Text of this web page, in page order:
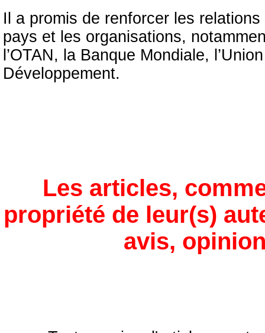
Il a promis de renforcer les
pays et les organisations,
l’OTAN, la Banque Mondiale,
Développement.
Les articles,
propriété de leur(s)
avis,